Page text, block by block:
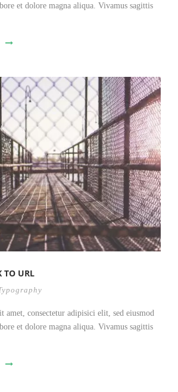
et dolore magna aliqua. Vivamus sagittis
TO URL
amet, consectetur adipisici elit, sed eiusmod
et dolore magna aliqua. Vivamus sagittis